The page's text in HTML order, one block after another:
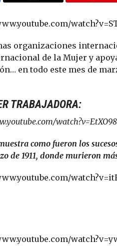
organizaciones
de la Mujer y
en todo este mes de
TRABAJADORA:
como fueron los
de 1911, donde murieron